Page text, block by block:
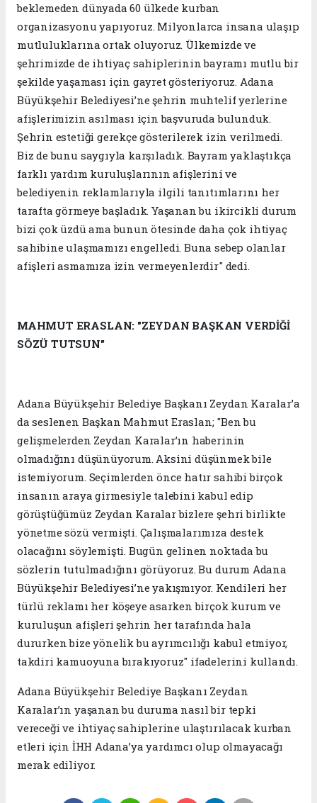
beklemeden dünyada 60 ülkede kurban
organizasyonu yapıyoruz. Milyonlarca insana ulaşıp
mutluluklarına ortak oluyoruz. Ülkemizde ve
şehrimizde de ihtiyaç sahiplerinin bayramı mutlu bir
şekilde yaşaması için gayret gösteriyoruz. Adana
Büyükşehir Belediyesi’ne şehrin muhtelif yerlerine
afişlerimizin asılması için başvuruda bulunduk.
Şehrin estetiği gerekçe gösterilerek izin verilmedi.
Biz de bunu saygıyla karşıladık. Bayram yaklaştıkça
farklı yardım kuruluşlarının afişlerini ve
belediyenin reklamlarıyla ilgili tanıtımlarını her
tarafta görmeye başladık. Yaşanan bu ikircikli durum
bizi çok üzdü ama bunun ötesinde daha çok ihtiyaç
sahibine ulaşmamızı engelledi. Buna sebep olanlar
afişleri asmamıza izin vermeyenlerdir" dedi.
MAHMUT ERASLAN: "ZEYDAN BAŞKAN VERDİĞİ
SÖZÜ TUTSUN"
Adana Büyükşehir Belediye Başkanı Zeydan Karalar’a
da seslenen Başkan Mahmut Eraslan; "Ben bu
gelişmelerden Zeydan Karalar’ın haberinin
olmadığını düşünüyorum. Aksini düşünmek bile
istemiyorum. Seçimlerden önce hatır sahibi birçok
insanın araya girmesiyle talebini kabul edip
görüştüğümüz Zeydan Karalar bizlere şehri birlikte
yönetme sözü vermişti. Çalışmalarımıza destek
olacağını söylemişti. Bugün gelinen noktada bu
sözlerin tutulmadığını görüyoruz. Bu durum Adana
Büyükşehir Belediyesi’ne yakışmıyor. Kendileri her
türlü reklamı her köşeye asarken birçok kurum ve
kuruluşun afişleri şehrin her tarafında hala
dururken bize yönelik bu ayrımcılığı kabul etmiyor,
takdiri kamuoyuna bırakıyoruz" ifadelerini kullandı.
Adana Büyükşehir Belediye Başkanı Zeydan
Karalar’ın yaşanan bu duruma nasıl bir tepki
vereceği ve ihtiyaç sahiplerine ulaştırılacak kurban
etleri için İHH Adana’ya yardımcı olup olmayacağı
merak ediliyor.